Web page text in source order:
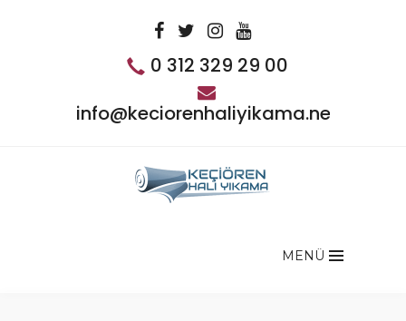
0 312 329 29 00
info@keciorenhaliyikama.net
MENÜ